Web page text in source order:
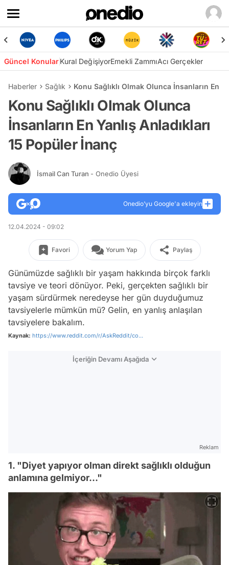
Güncel KonularKural DeğişiyorEmekli ZammıAcı Gerçekler
Haberler Sağlık Konu Sağlıklı Olmak Olunca İnsanların En
Konu Sağlıklı Olmak Olunca
İnsanların En Yanlış Anladıkları
15 Popüler İnanç
İsmail Can Turan - Onedio Üyesi
Onedio’yu Google'a ekleyin
12.04.2024 - 09:02
Favori Yorum Yap Paylaş
Günümüzde sağlıklı bir yaşam hakkında birçok farklı
tavsiye ve teori dönüyor. Peki, gerçekten sağlıklı bir
yaşam sürdürmek neredeyse her gün duyduğumuz
tavsiyelerle mümkün mü? Gelin, en yanlış anlaşılan
tavsiyelere bakalım.
Kaynak: https://www.reddit.com/r/AskReddit/co...
İçeriğin Devamı Aşağıda
Reklam
1. "Diyet yapıyor olman direkt sağlıklı olduğun
anlamına gelmiyor..."